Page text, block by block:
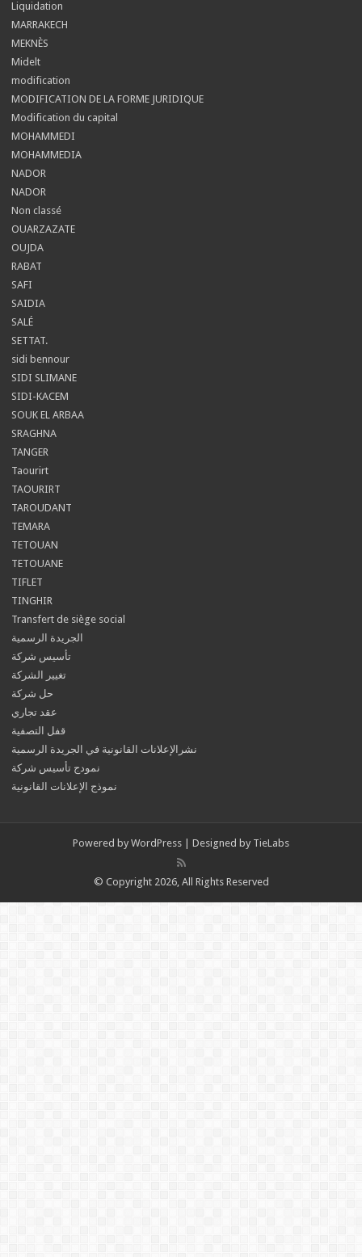
Liquidation
MARRAKECH
MEKNÈS
Midelt
modification
MODIFICATION DE LA FORME JURIDIQUE
Modification du capital
MOHAMMEDI
MOHAMMEDIA
NADOR
NADOR
Non classé
OUARZAZATE
OUJDA
RABAT
SAFI
SAIDIA
SALÉ
SETTAT.
sidi bennour
SIDI SLIMANE
SIDI-KACEM
SOUK EL ARBAA
SRAGHNA
TANGER
Taourirt
TAOURIRT
TAROUDANT
TEMARA
TETOUAN
TETOUANE
TIFLET
TINGHIR
Transfert de siège social
الجريدة الرسمية
تأسيس شركة
تغيير الشركة
حل شركة
عقد تجاري
قفل التصفية
نشرالإعلانات القانونية في الجريدة الرسمية
نمودج تأسيس شركة
نموذج الإعلانات القانونية
Powered by WordPress | Designed by TieLabs
© Copyright 2026, All Rights Reserved